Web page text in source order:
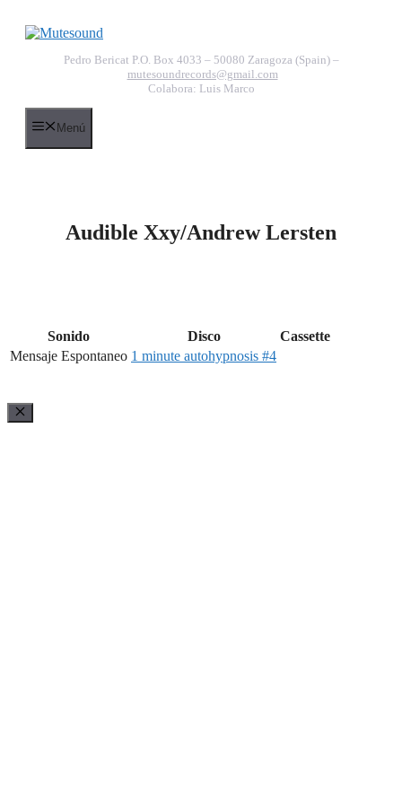
Pedro Bericat P.O. Box 4033 – 50080 Zaragoza (Spain) –
mutesoundrecords@gmail.com
Colabora: Luis Marco
Menú
Audible Xxy/Andrew Lersten
Sonido Disco
Cassette
Mensaje Espontaneo 1 minute autohypnosis #4
Cerrar